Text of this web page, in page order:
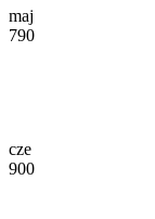
maj
790
cze
900